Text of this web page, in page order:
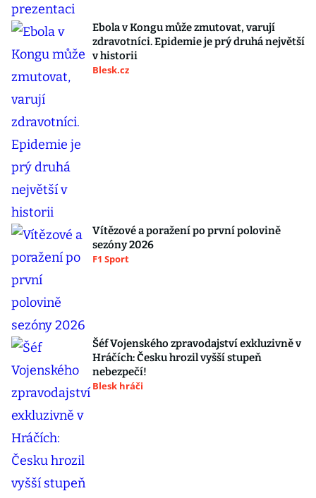
Ebola v Kongu může zmutovat, varují
zdravotníci. Epidemie je prý druhá největší
v historii
Blesk.cz
Vítězové a poražení po první polovině
sezóny 2026
F1 Sport
Šéf Vojenského zpravodajství exkluzivně v
Hráčích: Česku hrozil vyšší stupeň
nebezpečí!
Blesk hráči